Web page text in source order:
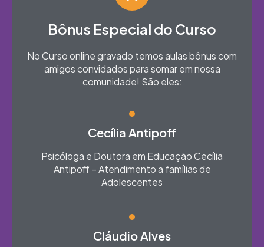
Bônus Especial do Curso
No Curso online gravado temos aulas bônus com
amigos convidados para somar em nossa
comunidade! São eles:
Cecília Antipoff
Psicóloga e Doutora em Educação Cecília
Antipoff – Atendimento a famílias de
Adolescentes​
Cláudio Alves